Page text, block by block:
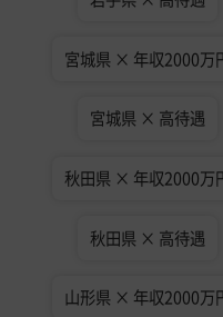
宮城県 × 年収2000万
宮城県 × 高待遇
秋田県 × 年収2000万
秋田県 × 高待遇
山形県 × 年収2000万